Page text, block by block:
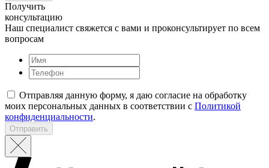
Получить
консультацию
Наш специалист свяжется с вами и проконсультирует по всем
вопросам
Отправляя данную форму, я даю согласие на обработку
моих персональных данных в соответствии с Политикой
конфиденциальности.
Отправить